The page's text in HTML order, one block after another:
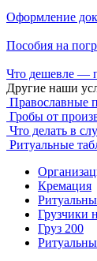
Оформление
Пособия на
Что дешевле —
Другие наши
Православные
Гробы от
Что делать в
Ритуальные
Кремация
Грузчики
Груз 200